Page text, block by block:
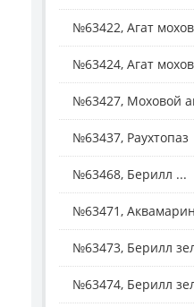
№63422, Агат
№63424, Агат
№63427, Моховой
№63437, Раухтопаз
№63468, Берилл ...
№63471,
№63473, Берилл
№63474, Берилл